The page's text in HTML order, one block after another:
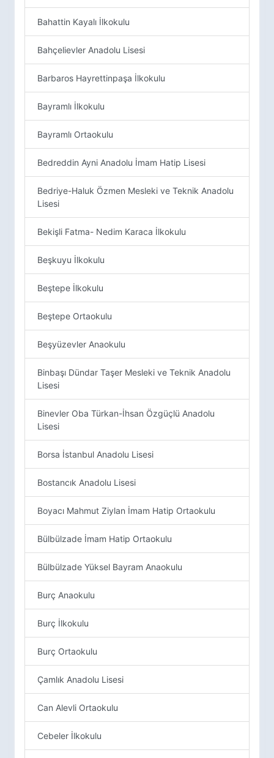
Bahattin Kayalı İlkokulu
Bahçelievler Anadolu Lisesi
Barbaros Hayrettinpaşa İlkokulu
Bayramlı İlkokulu
Bayramlı Ortaokulu
Bedreddin Ayni Anadolu İmam Hatip Lisesi
Bedriye-Haluk Özmen Mesleki ve Teknik Anadolu
Lisesi
Bekişli Fatma- Nedim Karaca İlkokulu
Beşkuyu İlkokulu
Beştepe İlkokulu
Beştepe Ortaokulu
Beşyüzevler Anaokulu
Binbaşı Dündar Taşer Mesleki ve Teknik Anadolu
Lisesi
Binevler Oba Türkan-İhsan Özgüçlü Anadolu
Lisesi
Borsa İstanbul Anadolu Lisesi
Bostancık Anadolu Lisesi
Boyacı Mahmut Ziylan İmam Hatip Ortaokulu
Bülbülzade İmam Hatip Ortaokulu
Bülbülzade Yüksel Bayram Anaokulu
Burç Anaokulu
Burç İlkokulu
Burç Ortaokulu
Çamlık Anadolu Lisesi
Can Alevli Ortaokulu
Cebeler İlkokulu